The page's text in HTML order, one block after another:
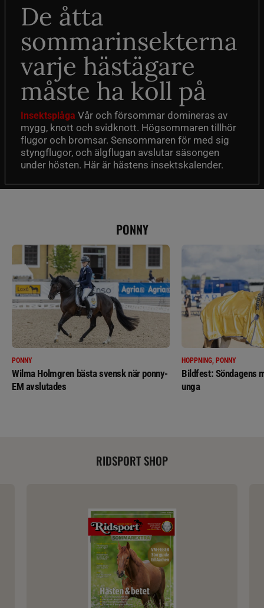
De åtta
sommarinsekterna
varje hästägare
måste ha koll på
Insektsplåga Vår och försommar domineras av
mygg, knott och svidknott. Högsommaren tillhör
flugor och bromsar. Sensommaren för med sig
styngflugor, och älgflugan avslutar säsongen
under hösten. Här är hästens insektskalender.
PONNY
PONNY
Wilma Holmgren bästa svensk när ponny-
EM avslutades
HOPPNING, PONNY
Bildfest: Söndagens
unga
RIDSPORT SHOP